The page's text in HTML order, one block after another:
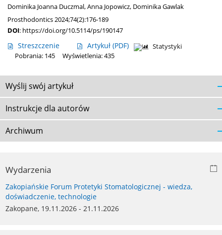
Dominika Joanna Duczmal,Anna Jopowicz, Dominika Gawlak
Prosthodontics 2024;74(2):176-189
DOI: https://doi.org/10.5114/ps/190147
Streszczenie Artykuł (PDF)
Statystyki
Pobrania: 145
Wyświetlenia: 435
Wyślij swój artykuł
Instrukcje dla autorów
Archiwum
Wydarzenia
Zakopiańskie Forum Protetyki Stomatologicznej - wiedza,
doświadczenie, technologie
Zakopane, 19.11.2026 - 21.11.2026